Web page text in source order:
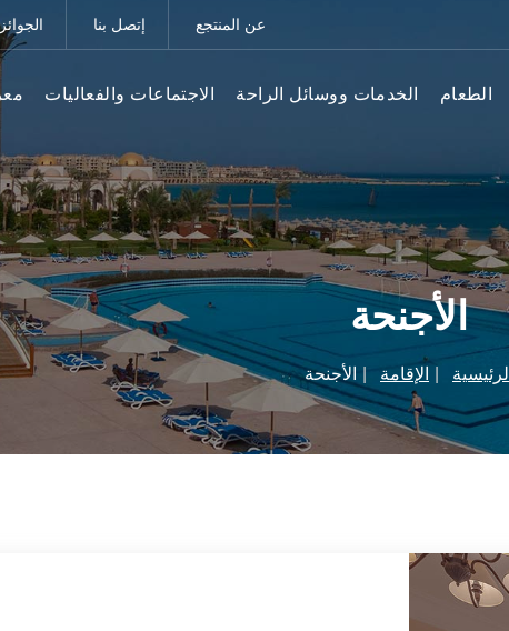
عن المنتجع إتصل بنا الجوائز
الطعام الخدمات ووسائل الراحة الاجتماعات والفعاليات
الأجنحة
الرئيسية الإقامة الأجنحة